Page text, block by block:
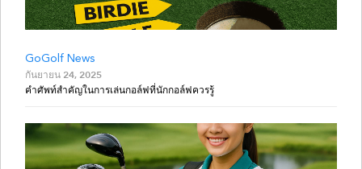
GoGolf News
กันยายน 24, 2025
คำศัพท์สำคัญในการเล่นกอล์ฟที่นักกอล์ฟควรรู้